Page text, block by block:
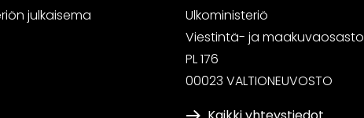
julkaisema
Ulkoministeriö
Viestintä- ja maakuvaosasto
PL 176
00023 VALTIONEUVOSTO